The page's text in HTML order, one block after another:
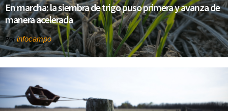
En marcha: la siembra de trigo puso primera y avanza de
manera acelerada
Porinfocampo